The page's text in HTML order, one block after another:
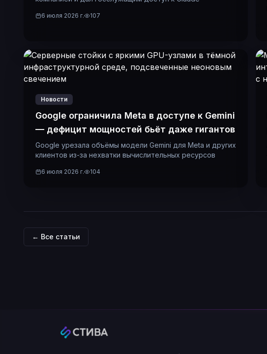
6 июля 2026 г. 107
Новости
Google ограничила Meta в доступе к Gemini
— дефицит мощностей бьёт даже гигантов
Google урезала объёмы модели Gemini для Meta и других
клиентов из-за нехватки вычислительных ресурсов
6 июля 2026 г. 104
← Все статьи